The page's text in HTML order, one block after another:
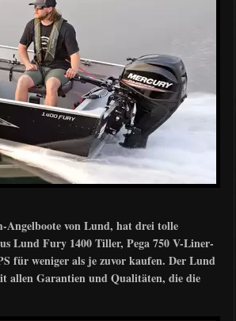
von Lund, hat drei tolle
Lund Fury 1400 Tiller, Pega 750 V-Liner-
für weniger als je zuvor kaufen. Der Lund
allen Garantien und Qualitäten, die die